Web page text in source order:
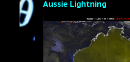
Aussie Lightning